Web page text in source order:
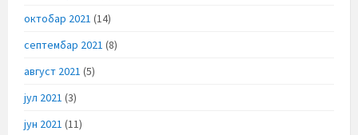
октобар 2021 (14)
септембар 2021 (8)
август 2021 (5)
јул 2021 (3)
јун 2021 (11)